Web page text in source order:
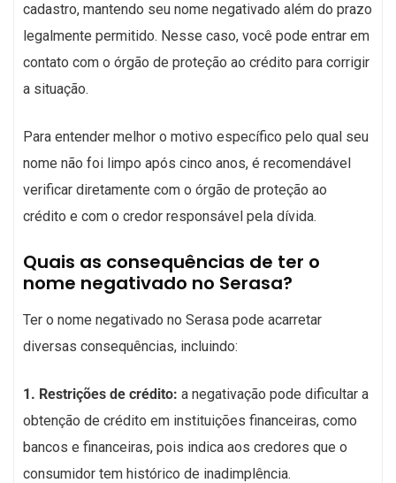
cadastro, mantendo seu nome negativado além do prazo
legalmente permitido. Nesse caso, você pode entrar em
contato com o órgão de proteção ao crédito para corrigir
a situação.
Para entender melhor o motivo específico pelo qual seu
nome não foi limpo após cinco anos, é recomendável
verificar diretamente com o órgão de proteção ao
crédito e com o credor responsável pela dívida.
Quais as consequências de ter o
nome negativado no Serasa?
Ter o nome negativado no Serasa pode acarretar
diversas consequências, incluindo:
1. Restrições de crédito: a negativação pode dificultar a
obtenção de crédito em instituições financeiras, como
bancos e financeiras, pois indica aos credores que o
consumidor tem histórico de inadimplência.